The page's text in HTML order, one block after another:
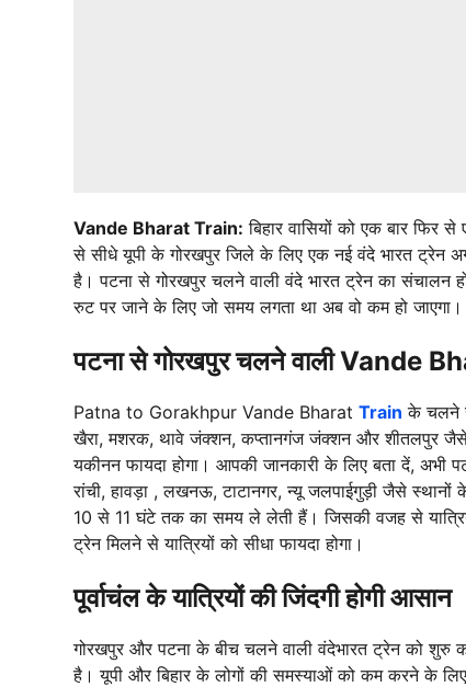
Vande Bharat Train: बिहार वासियों को एक बार फिर
से सीधे यूपी के गोरखपुर जिले के लिए एक नई वंदे भारत ट्रेन
है। पटना से गोरखपुर चलने वाली वंदे भारत ट्रेन का संचालन
रुट पर जाने के लिए जो समय लगता था अब वो कम हो जाएगा।
पटना से गोरखपुर चलने वाली Vande
Patna to Gorakhpur Vande Bharat Train के चलने
खैरा, मशरक, थावे जंक्शन, कप्तानगंज जंक्शन और शीतलपुर
यकीनन फायदा होगा। आपकी जानकारी के लिए बता दें,
रांची, हावड़ा , लखनऊ, टाटानगर, न्यू जलपाईगुड़ी जैसे
10 से 11 घंटे तक का समय ले लेती हैं। जिसकी वजह से
ट्रेन मिलने से यात्रियों को सीधा फायदा होगा।
पूर्वाचंल के यात्रियों की जिंदगी होगी आसान
गोरखपुर और पटना के बीच चलने वाली वंदेभारत ट्रेन को शुरु
है। यूपी और बिहार के लोगों की समस्याओं को कम करने के